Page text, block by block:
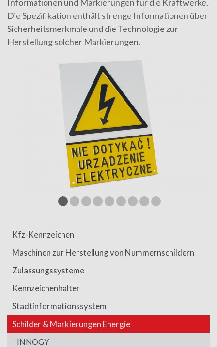
Informationen und Markierungen für die Kraftwerke.
Die Spezifikation enthält strenge Informationen über
Sicherheitsmerkmale und die Technologie zur
Herstellung solcher Markierungen.
Kfz-Kennzeichen
Maschinen zur Herstellung von Nummernschildern
Zulassungssysteme
Kennzeichenhalter
Stadtinformationssystem
Schilder & Markierungen Energie
INNOGY